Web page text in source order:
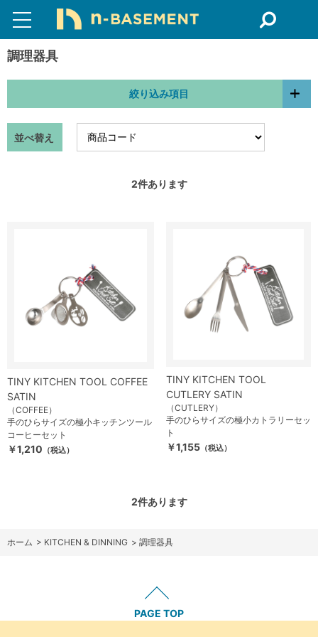
調理器具
絞り込み項目
並べ替え
2件あります
TINY KITCHEN TOOL COFFEE
SATIN
（COFFEE）
手のひらサイズの極小キッチンツール
コーヒーセット
￥1,210 （税込）
TINY KITCHEN TOOL
CUTLERY SATIN
（CUTLERY）
手のひらサイズの極小カトラリーセッ
ト
￥1,155 （税込）
2件あります
ホーム > KITCHEN & DINNING > 調理器具
PAGE TOP